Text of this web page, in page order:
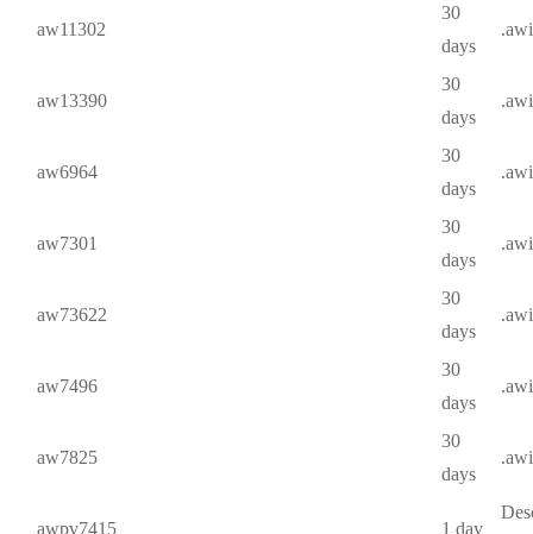
aw11302
30
days
aw13390
30
days
aw6964
30
days
aw7301
30
days
aw73622
30
days
aw7496
30
days
aw7825
30
days
awpv7415 1 day